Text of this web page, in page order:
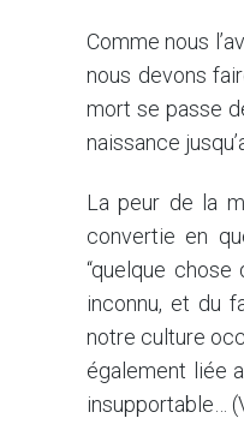
Comme nous
nous devons
mort se passe
naissance
La peur de la
convertie en
“quelque chose
inconnu, et du
notre culture
également liée
insupportable…